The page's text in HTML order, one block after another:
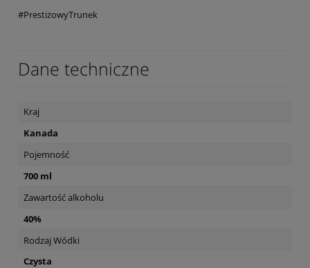
#PrestiżowyTrunek
Dane techniczne
Kraj
Kanada
Pojemność
700 ml
Zawartość alkoholu
40%
Rodzaj Wódki
Czysta